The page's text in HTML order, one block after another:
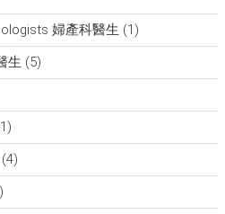
婦產科醫生 (1)
生 (5)